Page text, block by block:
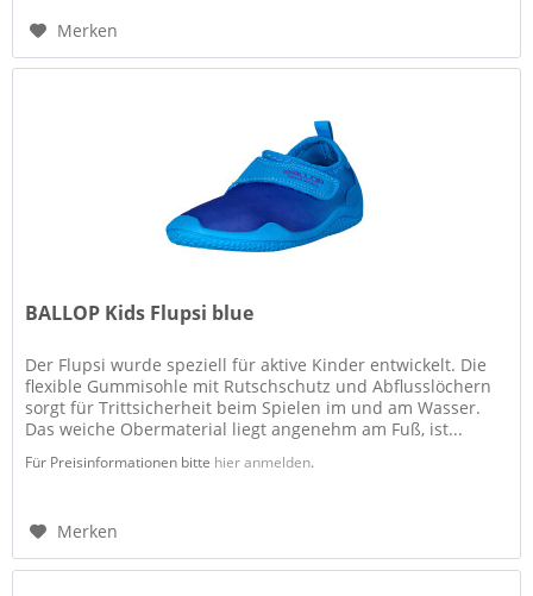
Merken
BALLOP Kids Flupsi blue
Der Flupsi wurde speziell für aktive Kinder entwickelt. Die
flexible Gummisohle mit Rutschschutz und Abflusslöchern
sorgt für Trittsicherheit beim Spielen im und am Wasser.
Das weiche Obermaterial liegt angenehm am Fuß, ist...
Für Preisinformationen bitte hier anmelden.
Merken